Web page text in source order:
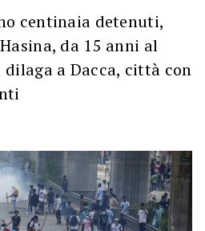
centinaia detenuti,
da 15 anni al
a Dacca, città con